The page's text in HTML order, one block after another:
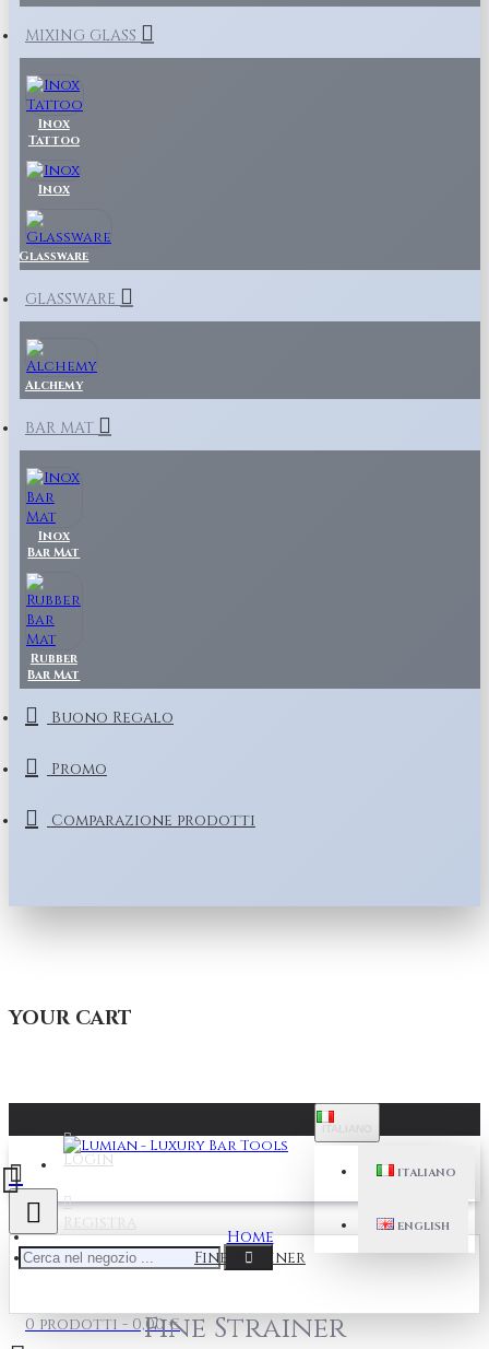
MIXING GLASS
Inox
Tattoo
Inox
Glassware
GLASSWARE
Alchemy
BAR MAT
Inox
Bar Mat
Rubber
Bar Mat
Buono Regalo
Promo
Comparazione prodotti
YOUR CART
Login
Registra
ITALIANO
ENGLISH
0 prodotti - 0,00 €
Home
Fine Strainer
Fine Strainer